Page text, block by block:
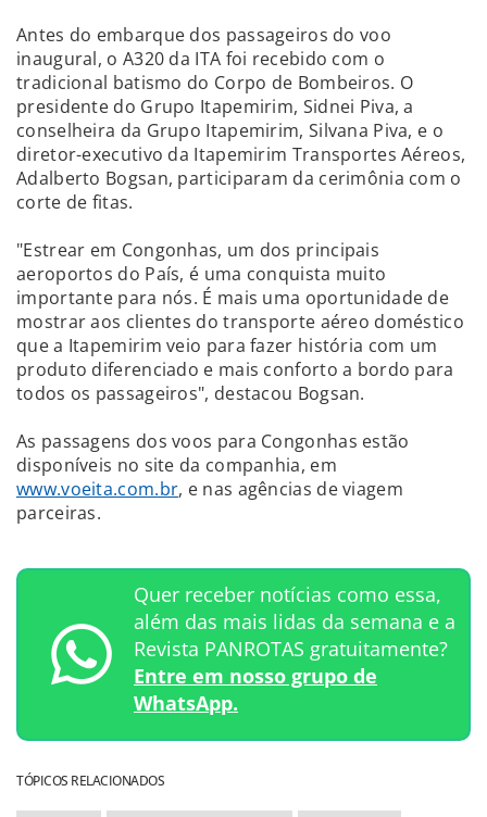
Antes do embarque dos passageiros do voo
inaugural, o A320 da ITA foi recebido com o
tradicional batismo do Corpo de Bombeiros. O
presidente do Grupo Itapemirim, Sidnei Piva, a
conselheira da Grupo Itapemirim, Silvana Piva, e o
diretor-executivo da Itapemirim Transportes Aéreos,
Adalberto Bogsan, participaram da cerimônia com o
corte de fitas.
"Estrear em Congonhas, um dos principais
aeroportos do País, é uma conquista muito
importante para nós. É mais uma oportunidade de
mostrar aos clientes do transporte aéreo doméstico
que a Itapemirim veio para fazer história com um
produto diferenciado e mais conforto a bordo para
todos os passageiros", destacou Bogsan.
As passagens dos voos para Congonhas estão
disponíveis no site da companhia, em
www.voeita.com.br, e nas agências de viagem
parceiras.
Quer receber notícias como essa,
além das mais lidas da semana e a
Revista PANROTAS gratuitamente?
Entre em nosso grupo de
WhatsApp.
TÓPICOS RELACIONADOS